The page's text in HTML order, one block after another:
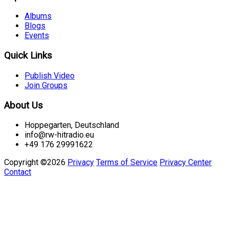
Albums
Blogs
Events
Quick Links
Publish Video
Join Groups
About Us
Hoppegarten, Deutschland
info@rw-hitradio.eu
+49 176 29991622
Copyright ©2026 Privacy Terms of Service Privacy Center
Contact